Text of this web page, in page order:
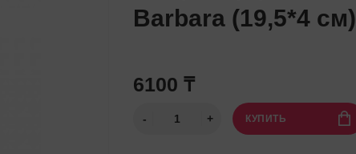
Barbara (19,5*4 см)
6100 ₸
КУПИТЬ